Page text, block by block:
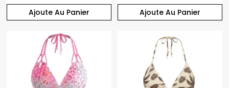
Ajoute Au Panier Ajoute Au Panier